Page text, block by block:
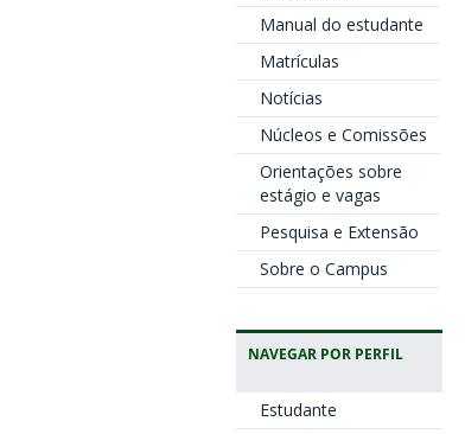
Manual do estudante
Matrículas
Notícias
Núcleos e Comissões
Orientações sobre
estágio e vagas
Pesquisa e Extensão
Sobre o Campus
NAVEGAR POR PERFIL
Estudante